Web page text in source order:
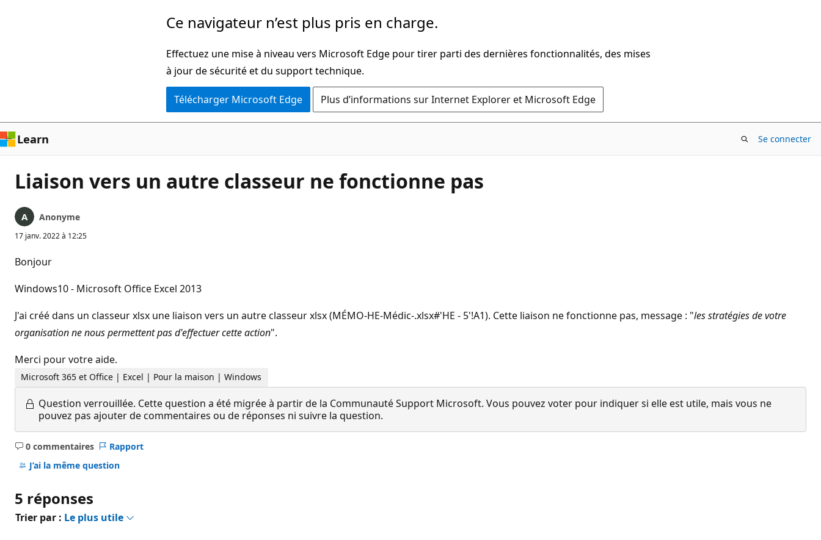
Ce navigateur n’est plus pris en charge.
Effectuez une mise à niveau vers Microsoft Edge pour tirer parti des dernières fonctionnalités, des mises
à jour de sécurité et du support technique.
Télécharger Microsoft Edge Plus d’informations sur Internet Explorer et Microsoft Edge
Learn Se connecter
Liaison vers un autre classeur ne fonctionne pas
Anonyme
17 janv. 2022 à 12:25
Bonjour
Windows10 - Microsoft Office Excel 2013
J'ai créé dans un classeur xlsx une liaison vers un autre classeur xlsx (MÉMO-HE-Médic-.xlsx#'HE - 5'!A1). Cette liaison ne fonctionne pas, message : "les stratégies de votre
organisation ne nous permettent pas d'effectuer cette action".
Merci pour votre aide.
Microsoft 365 et Office | Excel | Pour la maison | Windows
Question verrouillée. Cette question a été migrée à partir de la Communauté Support Microsoft. Vous pouvez voter pour indiquer si elle est utile, mais vous ne
pouvez pas ajouter de commentaires ou de réponses ni suivre la question.
0 commentaires
Aucun
commentaire
Rapport
J’ai la même question
5 réponses
Trier par : Le plus utile